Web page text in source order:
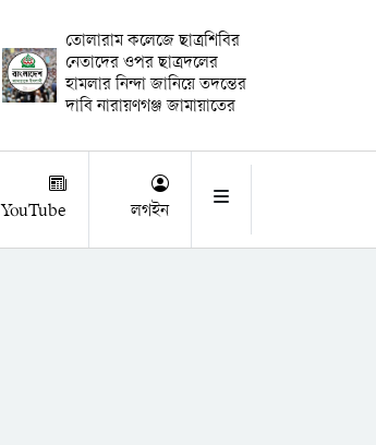
তোলারাম কলেজে ছাত্রশিবির
নেতাদের ওপর ছাত্রদলের
হামলার নিন্দা জানিয়ে তদন্তের
দাবি নারায়ণগঞ্জ জামায়াতের
YouTube লগইন